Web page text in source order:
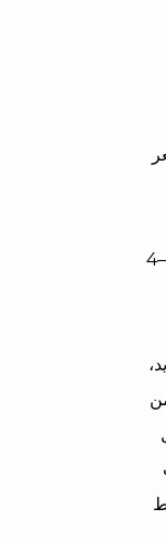
القشور وتساقطها، الأسابيع 2–4
من